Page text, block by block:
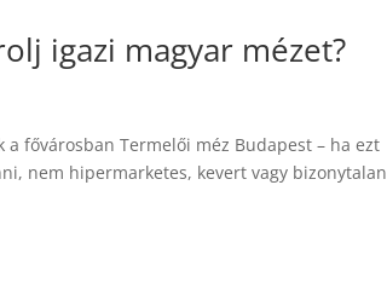
igazi magyar mézet?
fővárosban Termelői méz Budapest – ha ezt
nem hipermarketes, kevert vagy bizonytalan